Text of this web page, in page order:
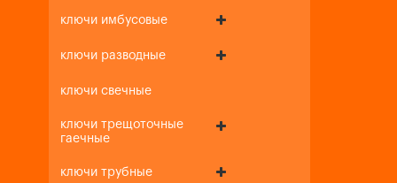
ключи имбусовые
ключи разводные
ключи свечные
ключи трещоточные
гаечные
ключи трубные